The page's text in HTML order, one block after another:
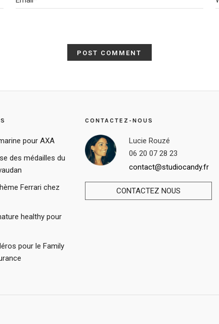
pour AXA
des médailles du
Ferrari chez
healthy pour
pour le Family
CONTACTEZ-NOUS
Lucie Rouzé
06 20 07 28 23
contact@studiocandy.fr
CONTACTEZ NOUS